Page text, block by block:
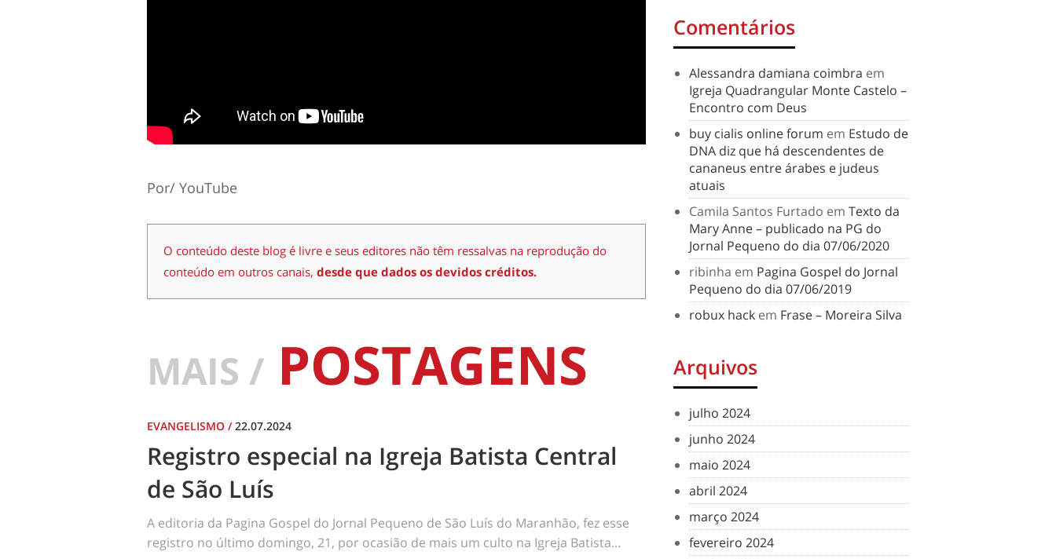
Por/ YouTube
O conteúdo deste blog é livre e seus editores não têm ressalvas na reprodução do
conteúdo em outros canais, desde que dados os devidos créditos.
MAIS / POSTAGENS
EVANGELISMO /22.07.2024
Registro especial na Igreja Batista Central
de São Luís
A editoria da Pagina Gospel do Jornal Pequeno de São Luís do Maranhão, fez esse
registro no último domingo, 21, por ocasião de mais um culto na Igreja Batista...
Comentários
Alessandra damiana coimbra em
Igreja Quadrangular Monte Castelo –
Encontro com Deus
buy cialis online forum em Estudo de
DNA diz que há descendentes de
cananeus entre árabes e judeus
atuais
Camila Santos Furtado em Texto da
Mary Anne – publicado na PG do
Jornal Pequeno do dia 07/06/2020
ribinha em Pagina Gospel do Jornal
Pequeno do dia 07/06/2019
robux hack em Frase – Moreira Silva
Arquivos
julho 2024
junho 2024
maio 2024
abril 2024
março 2024
fevereiro 2024